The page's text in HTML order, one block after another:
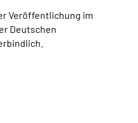
Veröffentlichung im
Deutschen